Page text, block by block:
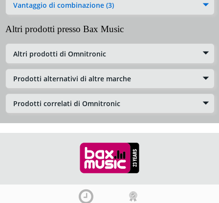
Vantaggio di combinazione (3)
Altri prodotti presso Bax Music
Altri prodotti di Omnitronic
Prodotti alternativi di altre marche
Prodotti correlati di Omnitronic